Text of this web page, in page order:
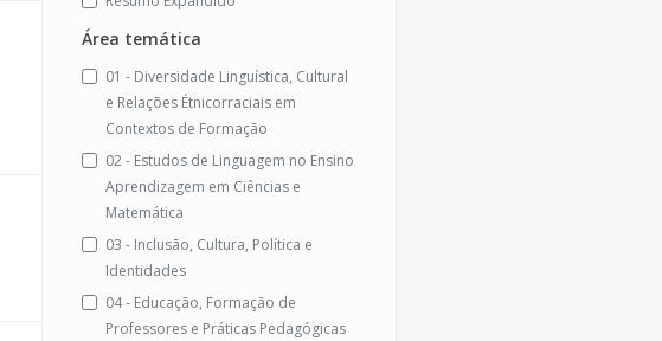
Área temática
01 - Diversidade Linguística, Cultural
e Relações Étnicorraciais em
Contextos de Formação
02 - Estudos de Linguagem no Ensino
Aprendizagem em Ciências e
Matemática
03 - Inclusão, Cultura, Política e
Identidades
04 - Educação, Formação de
Professores e Práticas Pedagógicas